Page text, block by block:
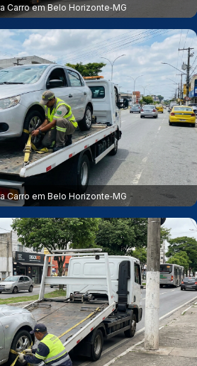
Carro em Belo Horizonte‑MG
Carro em Belo Horizonte‑MG